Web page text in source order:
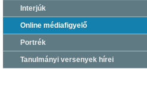
Interjúk
Online médiafigyelő
Portrék
Tanulmányi versenyek hírei